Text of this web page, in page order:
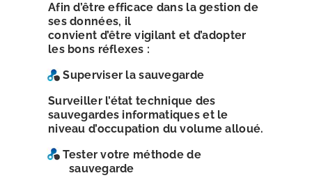
Afin d’être efficace dans la gestion de
ses données, il
convient d’être vigilant et d’adopter
les bons réflexes :
Superviser la sauvegarde
Surveiller l’état technique des
sauvegardes informatiques et le
niveau d’occupation du volume alloué.
Tester votre méthode de
sauvegarde